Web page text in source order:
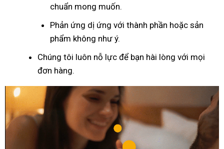
chuẩn mong muốn.
Phản ứng dị ứng với thành phần hoặc sản
phẩm không như ý.
Chúng tôi luôn nỗ lực để bạn hài lòng với mọi
đơn hàng.